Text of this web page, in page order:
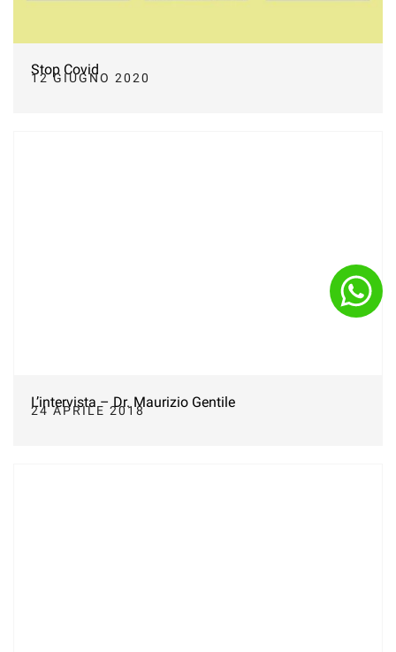
Stop Covid
12 GIUGNO 2020
L’intervista – Dr. Maurizio Gentile
24 APRILE 2018